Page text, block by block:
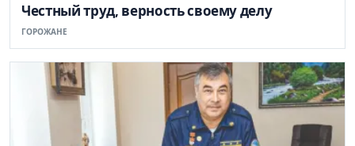
Честный труд, верность своему делу
ГОРОЖАНЕ